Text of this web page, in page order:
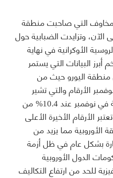
التي صاحبت منطقة
منذ بداية عام 2022 حتى الآن، وتزايدت الضبابية حول
الأوكرانية في نهاية
أبرز البيانات التي يستمر
منطقة اليورو حيث من
أن تصدر الأربعاء 30 نوفمبر الأرقام والتي تشير
التقديرات إلى تراجعات طفيفة في نوفمبر عند 10.4% من
الأرقام الأخيرة الأعلى
الأوروبية مما يزيد من
بشكل عام في ظل أزمة
الدول الأوروبية
للحد من ارتفاع التكاليف